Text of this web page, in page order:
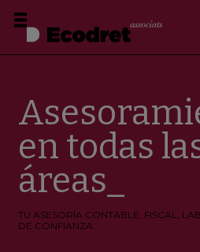
en todas
áreas_
TU ASESORÍA CONTABLE, FISCAL,
DE CONFIANZA.